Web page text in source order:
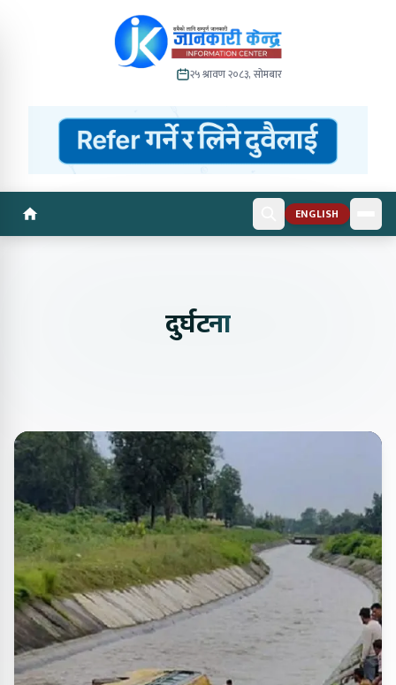
२५ श्रावण २०८३, सोमबार
ENGLISH
दुर्घटना